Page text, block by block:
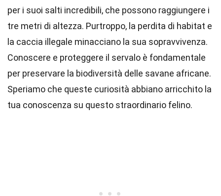
per i suoi salti incredibili, che possono raggiungere i
tre metri di altezza. Purtroppo, la perdita di habitat e
la caccia illegale minacciano la sua sopravvivenza.
Conoscere e proteggere il servalo è fondamentale
per preservare la biodiversità delle savane africane.
Speriamo che queste curiosità abbiano arricchito la
tua conoscenza su questo straordinario felino.